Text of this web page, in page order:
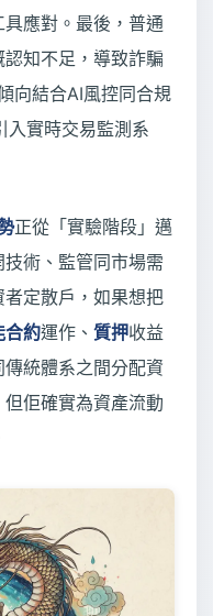
應對。最後，普通
認知不足，導致詐騙
向結合AI風控同合規
入實時交易監測系
正從「實驗階段」邁
術、監管同市場需
定散戶，如果想把
合約運作、 質押收益
傳統體系之間分配資
佢確實為資產流動